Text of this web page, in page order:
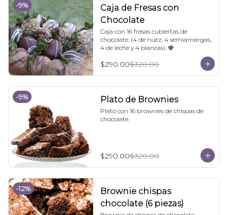
-9%
Caja de Fresas con
Chocolate
Caja con 16 fresas cubiertas de
chocolate. (4 de nuez, 4 semiamargas,
4 de leche y 4 blancas). 🍓
$290.00$320.00
-9% Plato de Brownies
Plato con 16 brownies de chispas de
chocolate.
$290.00$320.00
-12%
Brownie chispas
chocolate (6 piezas)